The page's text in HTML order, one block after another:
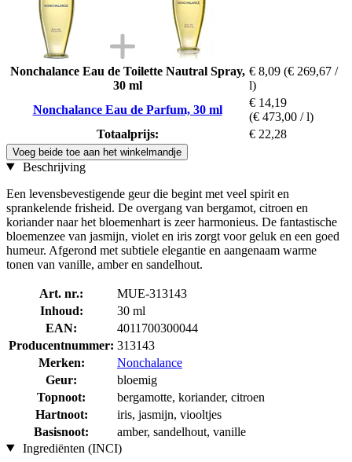
Nonchalance Eau de Toilette Nautral Spray,
30 ml
€ 8,09 (€ 269,67 /
l)
Nonchalance Eau de Parfum, 30 ml
€ 14,19
(€ 473,00 / l)
Totaalprijs:
€ 22,28
Voeg beide toe aan het winkelmandje
Beschrijving
Een levensbevestigende geur die begint met veel spirit en
sprankelende frisheid. De overgang van bergamot, citroen en
koriander naar het bloemenhart is zeer harmonieus. De fantastische
bloemenzee van jasmijn, violet en iris zorgt voor geluk en een goed
humeur. Afgerond met subtiele elegantie en aangenaam warme
tonen van vanille, amber en sandelhout.
Art. nr.:
MUE-313143
Inhoud:
30 ml
EAN:
4011700300044
Producentnummer: 313143
Merken:
Nonchalance
Geur:
bloemig
Topnoot:
bergamotte, koriander, citroen
Hartnoot:
iris, jasmijn, viooltjes
Basisnoot:
amber, sandelhout, vanille
Ingrediënten (INCI)